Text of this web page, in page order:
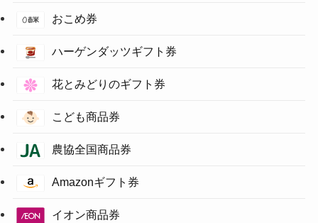
おこめ券
ハーゲンダッツギフト券
花とみどりのギフト券
こども商品券
農協全国商品券
Amazonギフト券
イオン商品券